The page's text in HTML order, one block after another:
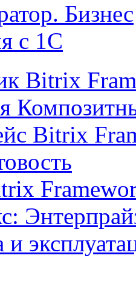
Бизнес
с 1С
Bitrix
Bitrix
и